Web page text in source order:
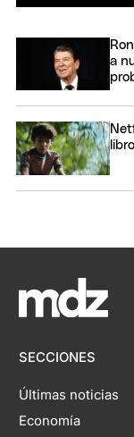
a
SECCIONES
Últimas noticias
Economía